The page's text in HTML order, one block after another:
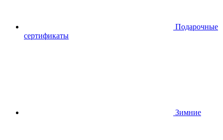
Подарочные
сертификаты
Зимние